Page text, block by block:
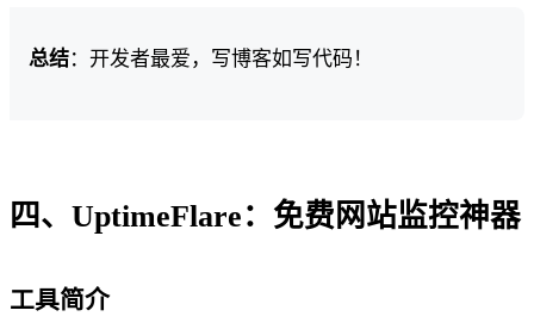
总结：开发者最爱，写博客如写代码！
四、UptimeFlare：免费网站监控神器
工具简介